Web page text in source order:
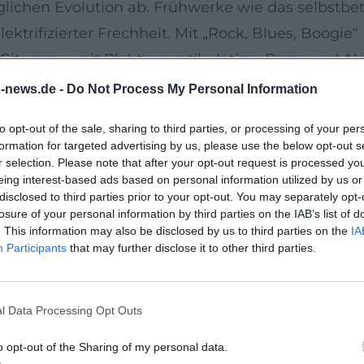
news.de - Do Not Process My Personal Information
opt-out of the sale, sharing to third parties, or processing of your
for targeted advertising by us, please use the below opt-out
selection. Please note that after your opt-out request is processed
interest-based ads based on personal information utilized by us
to third parties prior to your opt-out. You may separately
of your personal information by third parties on the IAB’s list of
This information may also be disclosed by us to third parties on the
Participants that may further disclose it to other third parties.
Data Processing Opt Outs
opt-out of the Sharing of my personal data.
Evolution ab. Frühwerke wie das
Frechheit. Mit „Rock, Blues,
– mit Plektrumartikulation, Bass- und
Die Kompilation „20 Jahre – Zither-
Liedtexte mit Biss wie instrumentale
und „Coole Zeid“ (2013) dokumentieren
Kabarett-Augenmaß zwischen Satire und
wieas war“, „Murnauer Markt“ oder „Manä’s
Nummer zeigt.
der Neuen Volksmusik
mit Melodiesaiten auf Griffbrett und
Der Daumen führt die Melodie mit Plek,
behutsame Verzerrung und lebendige
sein alpines Timbre bewahrt. Im